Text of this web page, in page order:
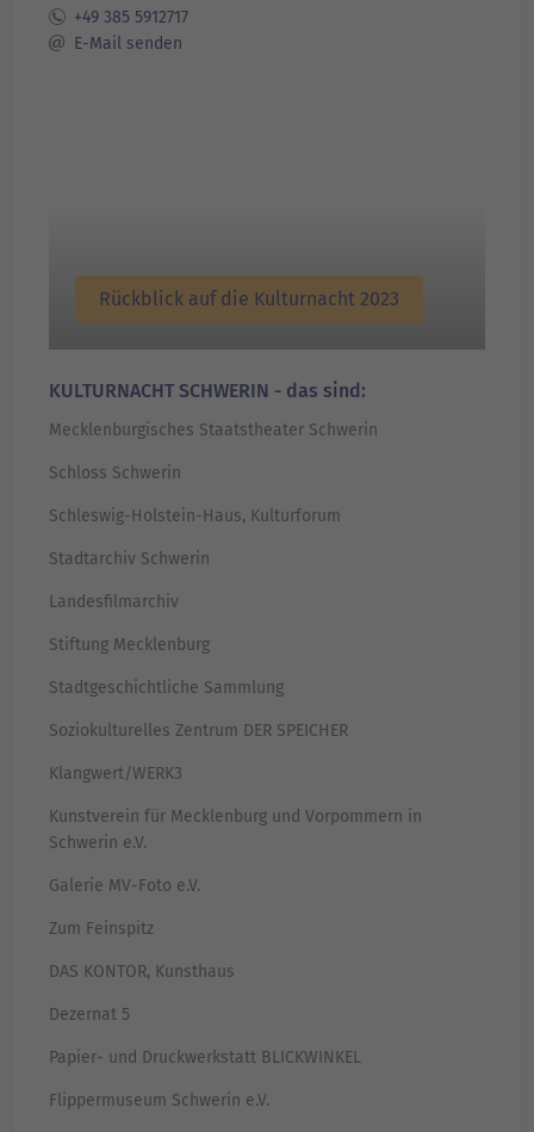
+49 385 5912717
E-Mail senden
Rückblick auf die Kulturnacht 2023
KULTURNACHT SCHWERIN - das sind:
Mecklenburgisches Staatstheater Schwerin
Schloss Schwerin
Schleswig-Holstein-Haus, Kulturforum
Stadtarchiv Schwerin
Landesfilmarchiv
Stiftung Mecklenburg
Stadtgeschichtliche Sammlung
Soziokulturelles Zentrum DER SPEICHER
Klangwert/WERK3
Kunstverein für Mecklenburg und Vorpommern in
Schwerin e.V.
Galerie MV-Foto e.V.
Zum Feinspitz
DAS KONTOR, Kunsthaus
Dezernat 5
Papier- und Druckwerkstatt BLICKWINKEL
Flippermuseum Schwerin e.V.